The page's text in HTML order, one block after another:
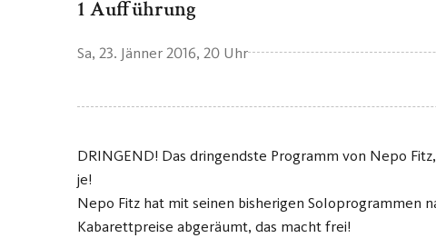
1 Aufführung
Sa, 23. Jänner 2016, 20 Uhr
DRINGEND! Das dringendste Programm von Nepo
je!
Nepo Fitz hat mit seinen bisherigen Soloprogrammen
Kabarettpreise abgeräumt, das macht frei!